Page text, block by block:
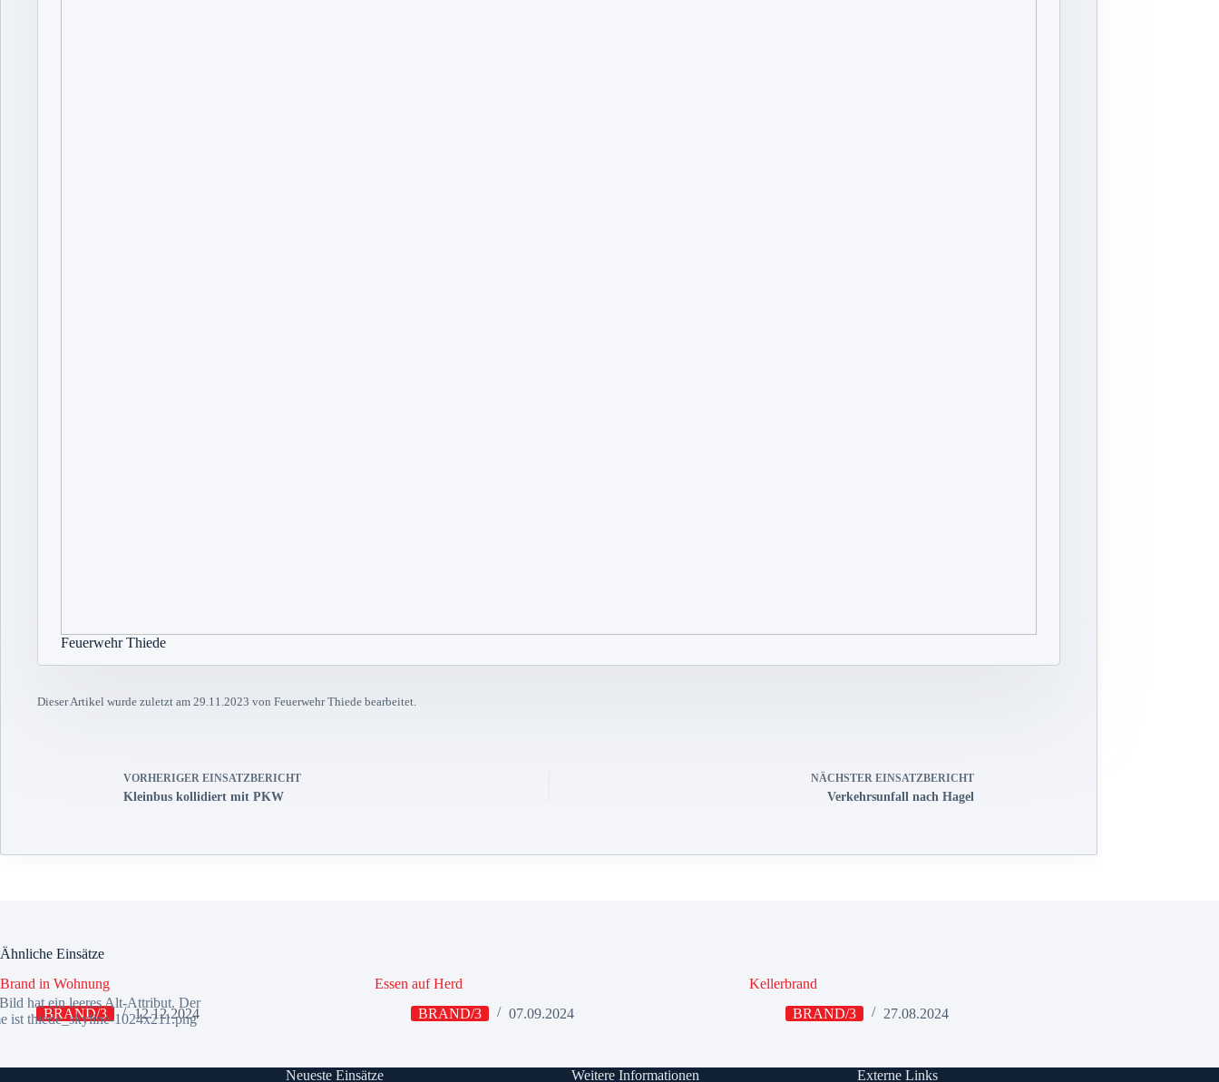
Feuerwehr Thiede
Dieser Artikel wurde zuletzt am 29.11.2023 von Feuerwehr Thiede bearbeitet.
VORHERIGER EINSATZBERICHT
Kleinbus kollidiert mit PKW
NÄCHSTER EINSATZBERICHT
Verkehrsunfall nach Hagel
Ähnliche Einsätze
Brand in Wohnung
BRAND/3
12.12.2024
Essen auf Herd
BRAND/3
07.09.2024
Kellerbrand
BRAND/3
27.08.2024
Neueste Einsätze Weitere Informationen Externe Links